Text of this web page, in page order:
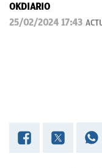
OKDIARIO
25/02/2024 17:43